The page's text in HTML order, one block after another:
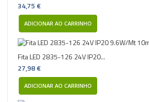
34,75 €
ADICIONAR AO CARRINHO
Fita LED 2835-126 24V IP20...
27,98 €
ADICIONAR AO CARRINHO